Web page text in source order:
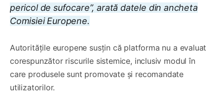
pericol de sufocare”, arată datele din ancheta
Comisiei Europene.
Autoritățile europene susțin că platforma nu a evaluat
corespunzător riscurile sistemice, inclusiv modul în
care produsele sunt promovate și recomandate
utilizatorilor.